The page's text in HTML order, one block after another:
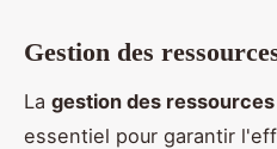
Gestion des
La gestion des ressources
essentiel pour garantir